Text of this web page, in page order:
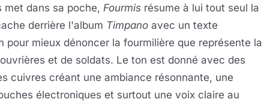
met dans sa poche, Fourmis résume à lui tout seul la
derrière l'album Timpano avec un texte
mieux dénoncer la fourmilière que représente la
et de soldats. Le ton est donné avec des
cuivres créant une ambiance résonnante, une
électroniques et surtout une voix claire au